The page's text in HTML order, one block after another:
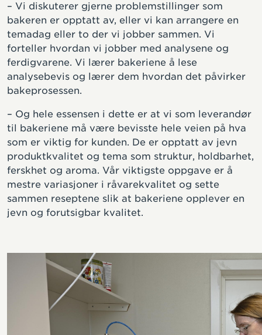
– Vi diskuterer gjerne problemstillinger som
bakeren er opptatt av, eller vi kan arrangere en
temadag eller to der vi jobber sammen. Vi
forteller hvordan vi jobber med analysene og
ferdigvarene. Vi lærer bakeriene å lese
analysebevis og lærer dem hvordan det påvirker
bakeprosessen.
– Og hele essensen i dette er at vi som leverandør
til bakeriene må være bevisste hele veien på hva
som er viktig for kunden. De er opptatt av jevn
produktkvalitet og tema som struktur, holdbarhet,
ferskhet og aroma. Vår viktigste oppgave er å
mestre variasjoner i råvarekvalitet og sette
sammen reseptene slik at bakeriene opplever en
jevn og forutsigbar kvalitet.